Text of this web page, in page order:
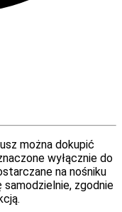
można dokupić
wyłącznie do
na nośniku
zgodnie